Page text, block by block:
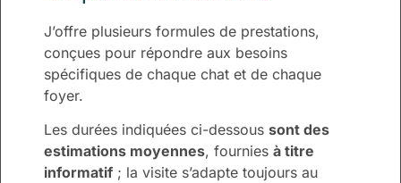
J’offre plusieurs formules de prestations,
conçues pour répondre aux besoins
spécifiques de chaque chat et de chaque
foyer.
Les durées indiquées ci-dessous sont des
estimations moyennes, fournies à titre
informatif ; la visite s’adapte toujours au